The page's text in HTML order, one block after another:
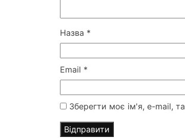
Назва *
Email *
Зберегти моє ім'я, e-mail,